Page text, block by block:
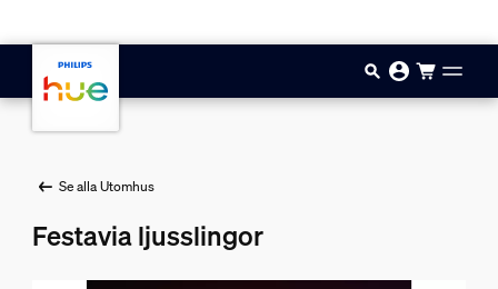
Se alla Utomhus
Festavia ljusslingor